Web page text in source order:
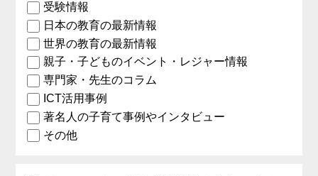
受験情報
日本の教育の最新情報
世界の教育の最新情報
親子・子どものイベント・レジャー情報
専門家・先生のコラム
ICT活用事例
著名人の子育て事例やインタビュー
その他